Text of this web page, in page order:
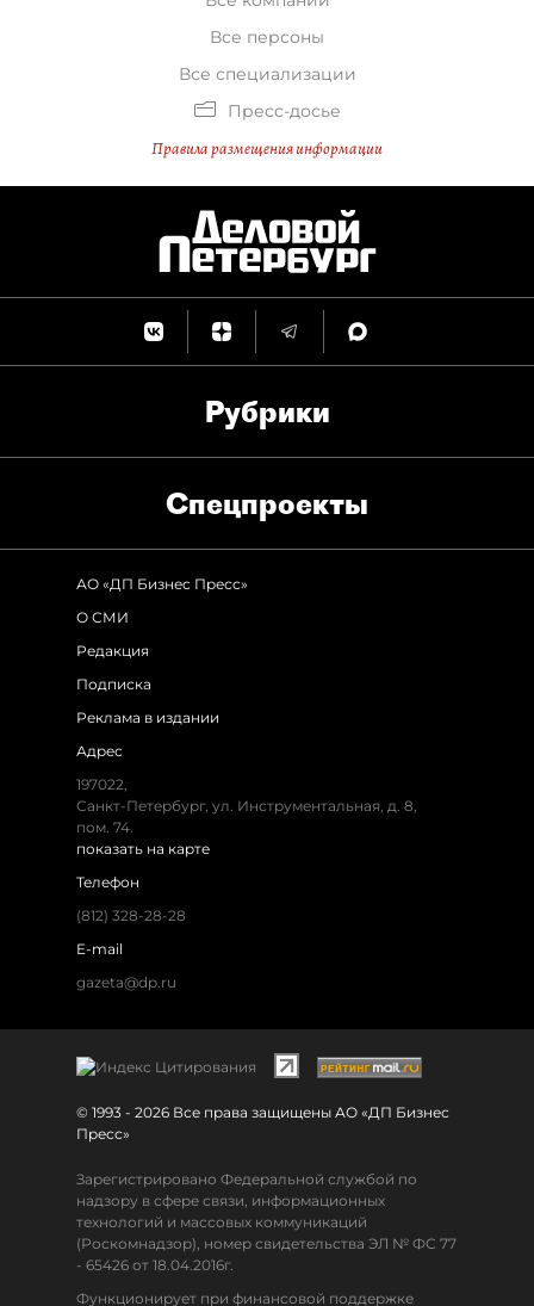
Все персоны
Все специализации
Пресс-досье
Правила размещения информации
Рубрики
Спец­проекты
АО «ДП Бизнес Пресс»
О СМИ
Редакция
Подписка
Реклама в издании
Адрес
197022,
Санкт-Петербург, ул. Инструментальная, д. 8,
пом. 74.
показать на карте
Телефон
(812) 328-28-28
E-mail
gazeta@dp.ru
© 1993 - 2026 Все права защищены АО «ДП Бизнес
Пресс»
Зарегистрировано Федеральной службой по
надзору в сфере связи, информационных
технологий и массовых коммуникаций
(Роскомнадзор), номер свидетельства ЭЛ № ФС 77
- 65426 от 18.04.2016г.
Функционирует при финансовой поддержке